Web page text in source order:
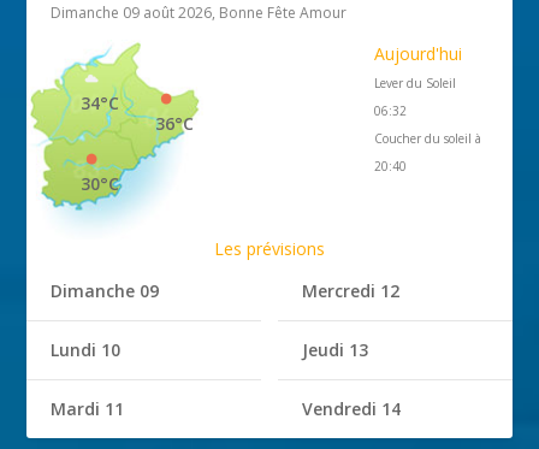
Dimanche 09 août 2026, Bonne Fête Amour
36°C
34°C
30°C
Aujourd'hui
Lever du Soleil
06:32
Coucher du soleil à
20:40
Les prévisions
Dimanche 09
Lundi 10
Mardi 11
Mercredi 12
Jeudi 13
Vendredi 14